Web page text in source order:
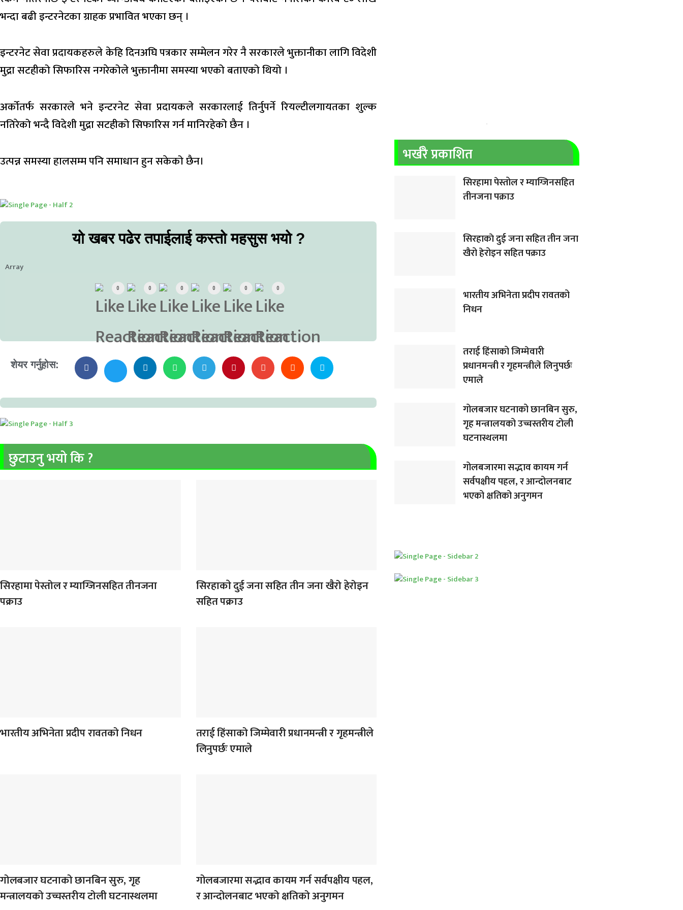
भन्दा बढी इन्टरनेटका ग्राहक प्रभावित भएका छन् ।
इन्टरनेट सेवा प्रदायकहरुले केहि दिनअघि पत्रकार सम्मेलन गरेर नै सरकारले भुक्तानीका लागि विदेशी
मुद्रा सटहीको सिफारिस नगरेकोले भुक्तानीमा समस्या भएको बताएको थियो ।
अर्कोतर्फ सरकारले भने इन्टरनेट सेवा प्रदायकले सरकारलाई तिर्नुपर्ने रियल्टीलगायतका शुल्क
नतिरेको भन्दै विदेशी मुद्रा सटहीको सिफारिस गर्न मानिरहेको छैन ।
उत्पन्न समस्या हालसम्म पनि समाधान हुन सकेको छैन।
यो खबर पढेर तपाईलाई कस्तो महसुस भयो ?
Array
0 0 0 0 0 0
शेयर गर्नुहोस:
छुटाउनु भयो कि ?
सिरहामा पेस्तोल र म्याग्जिनसहित तीनजना
पक्राउ
सिरहाकाे दुई जना सहित तीन जना खैरो हेरोइन
सहित पक्राउ
भारतीय अभिनेता प्रदीप रावतको निधन
तराई हिंसाको जिम्मेवारी प्रधानमन्त्री र गृहमन्त्रीले
लिनुपर्छः एमाले
गोलबजार घटनाको छानबिन सुरु, गृह
मन्त्रालयको उच्चस्तरीय टोली घटनास्थलमा
गोलबजारमा सद्भाव कायम गर्न सर्वपक्षीय पहल,
र आन्दोलनबाट भएको क्षतिको अनुगमन
भर्खरै प्रकाशित
सिरहामा पेस्तोल र म्याग्जिनसहित
तीनजना पक्राउ
सिरहाकाे दुई जना सहित तीन जना
खैरो हेरोइन सहित पक्राउ
भारतीय अभिनेता प्रदीप रावतको
निधन
तराई हिंसाको जिम्मेवारी
प्रधानमन्त्री र गृहमन्त्रीले लिनुपर्छः
एमाले
गोलबजार घटनाको छानबिन सुरु,
गृह मन्त्रालयको उच्चस्तरीय टोली
घटनास्थलमा
गोलबजारमा सद्भाव कायम गर्न
सर्वपक्षीय पहल, र आन्दोलनबाट
भएको क्षतिको अनुगमन